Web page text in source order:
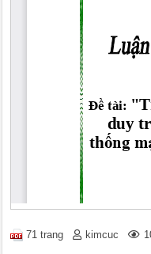
71 trang kimcuc